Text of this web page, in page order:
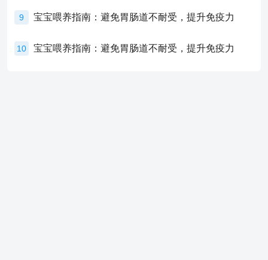
9 宝宝喂养指南：避免胃肠道不耐受，提升免疫力
10 宝宝喂养指南：避免胃肠道不耐受，提升免疫力